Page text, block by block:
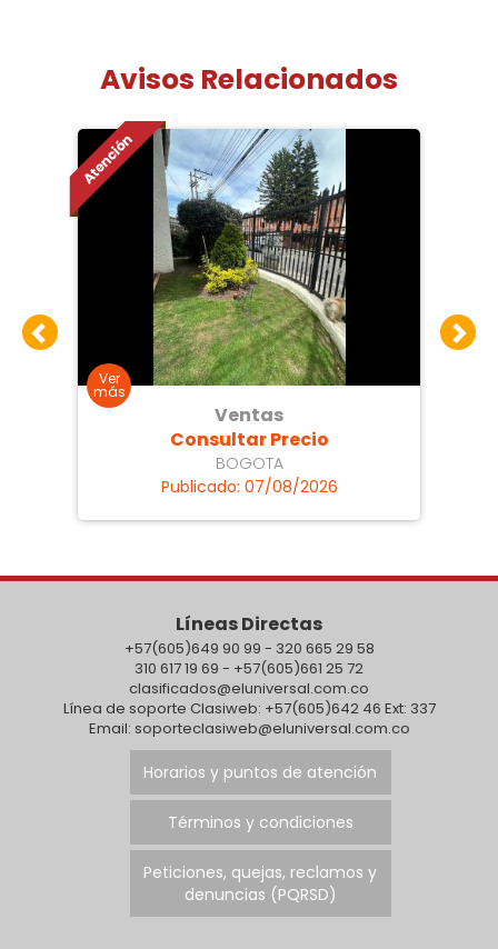
Avisos Relacionados
Ventas
Consultar Precio
BOGOTA
Publicado: 07/08/2026
Líneas Directas
+57(605)649 90 99 - 320 665 29 58
310 617 19 69 - +57(605)661 25 72
clasificados@eluniversal.com.co
Línea de soporte Clasiweb: +57(605)642 46 Ext: 337
Email: soporteclasiweb@eluniversal.com.co
Horarios y puntos de atención
Términos y condiciones
Peticiones, quejas, reclamos y
denuncias (PQRSD)